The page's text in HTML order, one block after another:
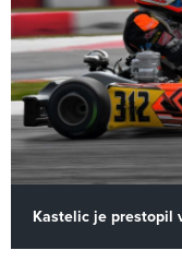
Kastelic je prestopil